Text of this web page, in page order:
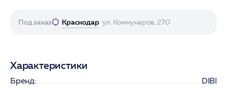
Под заказ Краснодар ул. Коммунаров, 270
Характеристики
Бренд:
DIBI